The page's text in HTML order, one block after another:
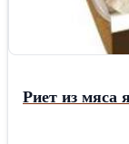
Риет из мяса